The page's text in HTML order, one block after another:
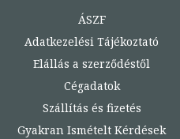
ÁSZF
Adatkezelési Tájékoztató
Elállás a szerződéstől
Cégadatok
Szállítás és fizetés
Gyakran Ismételt Kérdések